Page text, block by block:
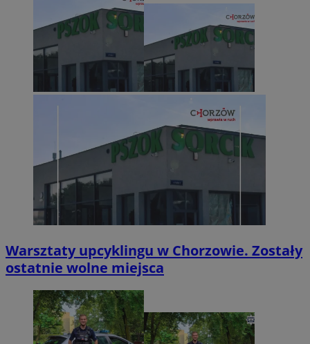
Warsztaty upcyklingu w Chorzowie. Zostały
ostatnie wolne miejsca